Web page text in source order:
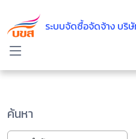
ระบบจัดซื้อจัดจ้าง บริ
ค้นหา